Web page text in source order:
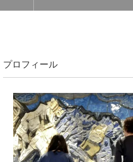
プロフィール